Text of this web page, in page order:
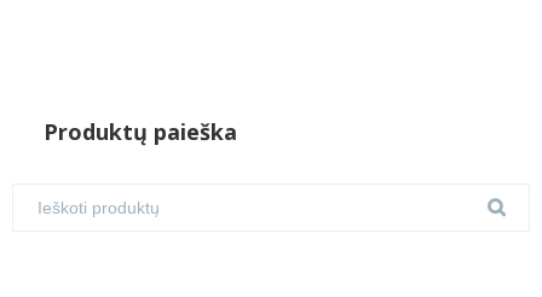
Produktų paieška